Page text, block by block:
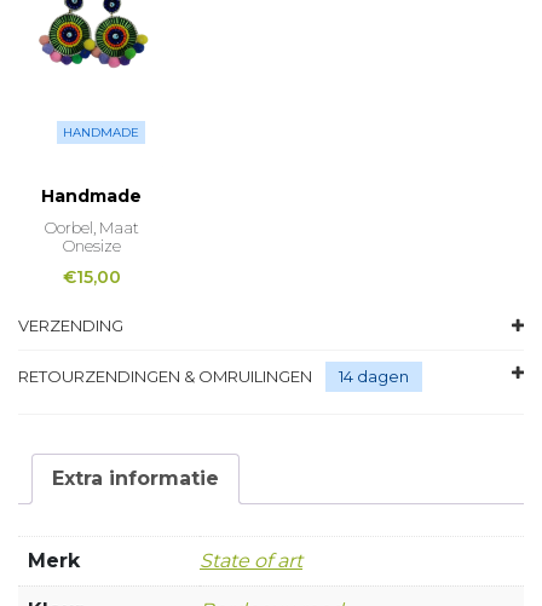
HANDMADE
Handmade
Oorbel, Maat
Onesize
€15,00
VERZENDING
RETOURZENDINGEN & OMRUILINGEN 14 dagen
Extra informatie
Merk State of art